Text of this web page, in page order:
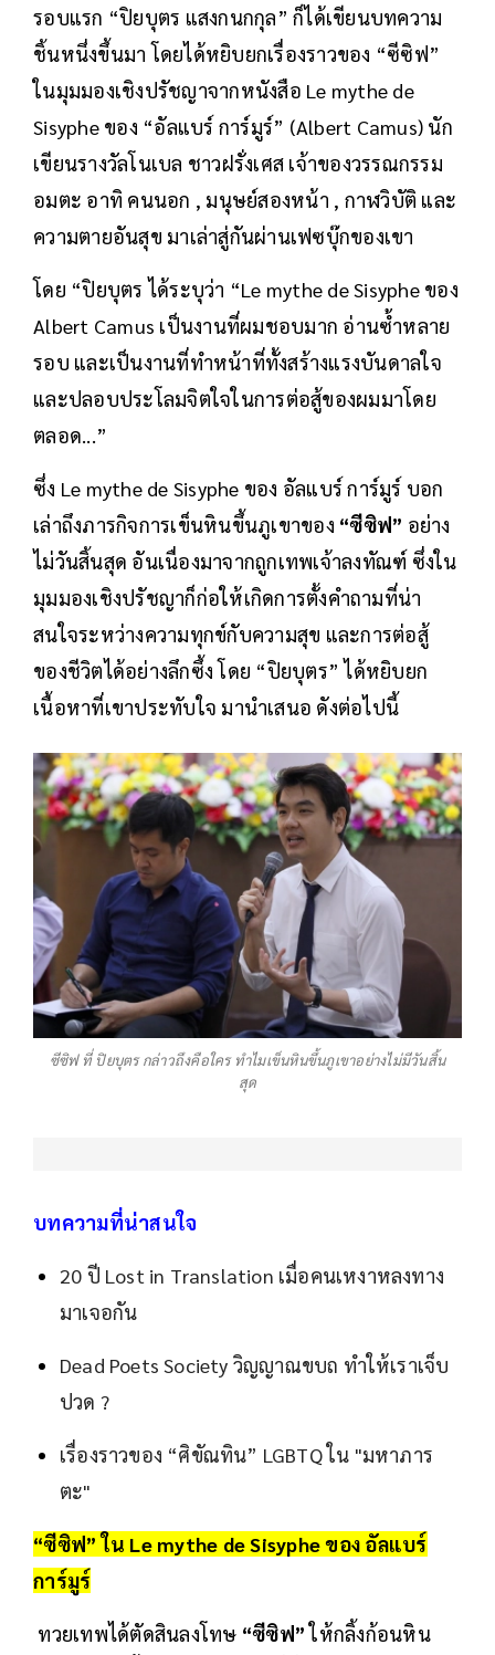
รอบแรก “ปิยบุตร แสงกนกกุล” ก็ได้เขียนบทความ
ชิ้นหนึ่งขึ้นมา โดยได้หยิบยกเรื่องราวของ “ซีซิฟ”
ในมุมมองเชิงปรัชญาจากหนังสือ Le mythe de
Sisyphe ของ “อัลแบร์ การ์มูร์” (Albert Camus) นัก
เขียนรางวัลโนเบล ชาวฝรั่งเศส เจ้าของวรรณกรรม
อมตะ อาทิ คนนอก , มนุษย์สองหน้า , กาฬวิบัติ และ
ความตายอันสุข มาเล่าสู่กันผ่านเฟซบุ๊กของเขา
โดย “ปิยบุตร ได้ระบุว่า “Le mythe de Sisyphe ของ
Albert Camus เป็นงานที่ผมชอบมาก อ่านซ้ำหลาย
รอบ และเป็นงานที่ทำหน้าที่ทั้งสร้างแรงบันดาลใจ
และปลอบประโลมจิตใจในการต่อสู้ของผมมาโดย
ตลอด...”
ซึ่ง Le mythe de Sisyphe ของ อัลแบร์ การ์มูร์ บอก
เล่าถึงภารกิจการเข็นหินขึ้นภูเขาของ “ซีซิฟ” อย่าง
ไม่วันสิ้นสุด อันเนื่องมาจากถูกเทพเจ้าลงทัณฑ์ ซึ่งใน
มุมมองเชิงปรัชญาก็ก่อให้เกิดการตั้งคำถามที่น่า
สนใจระหว่างความทุกข์กับความสุข และการต่อสู้
ของชีวิตได้อย่างลึกซึ้ง โดย “ปิยบุตร” ได้หยิบยก
เนื้อหาที่เขาประทับใจ มานำเสนอ ดังต่อไปนี้
ซีซิฟ ที่ ปิยบุตร กล่าวถึงคือใคร ทำไมเข็นหินขึ้นภูเขาอย่างไม่มีวันสิ้น
สุด
บทความที่น่าสนใจ
20 ปี Lost in Translation เมื่อคนเหงาหลงทาง
มาเจอกัน
Dead Poets Society วิญญาณขบถ ทำให้เราเจ็บ
ปวด ?
เรื่องราวของ “ศิขัณทิน” LGBTQ ใน "มหาภาร
ตะ"
“ซีซิฟ” ใน Le mythe de Sisyphe ของ อัลแบร์
การ์มูร์
ทวยเทพได้ตัดสินลงโทษ “ซีซิฟ”ให้กลิ้งก้อนหิน